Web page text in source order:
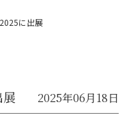
に出展
2025年06月18日